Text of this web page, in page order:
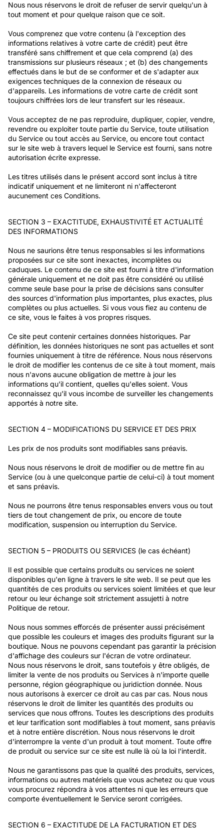
Nous nous réservons le droit de refuser de servir quelqu'un à
tout moment et pour quelque raison que ce soit.
Vous comprenez que votre contenu (à l'exception des
informations relatives à votre carte de crédit) peut être
transféré sans chiffrement et que cela comprend (a) des
transmissions sur plusieurs réseaux ; et (b) des changements
effectués dans le but de se conformer et de s'adapter aux
exigences techniques de la connexion de réseaux ou
d'appareils. Les informations de votre carte de crédit sont
toujours chiffrées lors de leur transfert sur les réseaux.
Vous acceptez de ne pas reproduire, dupliquer, copier, vendre,
revendre ou exploiter toute partie du Service, toute utilisation
du Service ou tout accès au Service, ou encore tout contact
sur le site web à travers lequel le Service est fourni, sans notre
autorisation écrite expresse.
Les titres utilisés dans le présent accord sont inclus à titre
indicatif uniquement et ne limiteront ni n'affecteront
aucunement ces Conditions.
SECTION 3 – EXACTITUDE, EXHAUSTIVITÉ ET ACTUALITÉ
DES INFORMATIONS
Nous ne saurions être tenus responsables si les informations
proposées sur ce site sont inexactes, incomplètes ou
caduques. Le contenu de ce site est fourni à titre d'information
générale uniquement et ne doit pas être considéré ou utilisé
comme seule base pour la prise de décisions sans consulter
des sources d'information plus importantes, plus exactes, plus
complètes ou plus actuelles. Si vous vous fiez au contenu de
ce site, vous le faites à vos propres risques.
Ce site peut contenir certaines données historiques. Par
définition, les données historiques ne sont pas actuelles et sont
fournies uniquement à titre de référence. Nous nous réservons
le droit de modifier les contenus de ce site à tout moment, mais
nous n'avons aucune obligation de mettre à jour les
informations qu'il contient, quelles qu'elles soient. Vous
reconnaissez qu'il vous incombe de surveiller les changements
apportés à notre site.
SECTION 4 – MODIFICATIONS DU SERVICE ET DES PRIX
Les prix de nos produits sont modifiables sans préavis.
Nous nous réservons le droit de modifier ou de mettre fin au
Service (ou à une quelconque partie de celui-ci) à tout moment
et sans préavis.
Nous ne pourrons être tenus responsables envers vous ou tout
tiers de tout changement de prix, ou encore de toute
modification, suspension ou interruption du Service.
SECTION 5 – PRODUITS OU SERVICES (le cas échéant)
Il est possible que certains produits ou services ne soient
disponibles qu'en ligne à travers le site web. Il se peut que les
quantités de ces produits ou services soient limitées et que leur
retour ou leur échange soit strictement assujetti à notre
Politique de retour.
Nous nous sommes efforcés de présenter aussi précisément
que possible les couleurs et images des produits figurant sur la
boutique. Nous ne pouvons cependant pas garantir la précision
d'affichage des couleurs sur l'écran de votre ordinateur.
Nous nous réservons le droit, sans toutefois y être obligés, de
limiter la vente de nos produits ou Services à n'importe quelle
personne, région géographique ou juridiction donnée. Nous
nous autorisons à exercer ce droit au cas par cas. Nous nous
réservons le droit de limiter les quantités des produits ou
services que nous offrons. Toutes les descriptions des produits
et leur tarification sont modifiables à tout moment, sans préavis
et à notre entière discrétion. Nous nous réservons le droit
d'interrompre la vente d'un produit à tout moment. Toute offre
de produit ou service sur ce site est nulle là où la loi l'interdit.
Nous ne garantissons pas que la qualité des produits, services,
informations ou autres matériels que vous achetez ou que vous
vous procurez répondra à vos attentes ni que les erreurs que
comporte éventuellement le Service seront corrigées.
SECTION 6 – EXACTITUDE DE LA FACTURATION ET DES